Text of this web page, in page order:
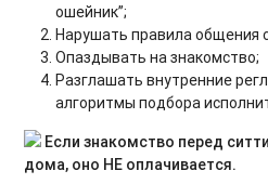
ошейник”;
Нарушать правила общения
Опаздывать на знакомство;
Разглашать внутренние
алгоритмы подбора
Если знакомство перед
дома, оно НЕ оплачивается.